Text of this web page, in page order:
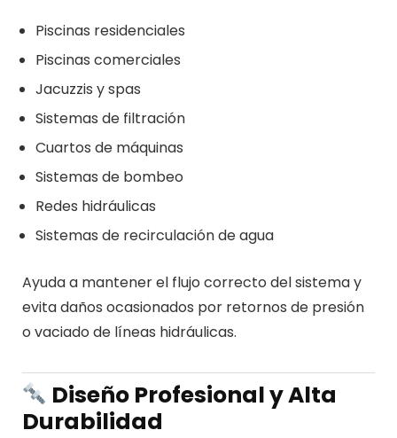
Piscinas residenciales
Piscinas comerciales
Jacuzzis y spas
Sistemas de filtración
Cuartos de máquinas
Sistemas de bombeo
Redes hidráulicas
Sistemas de recirculación de agua
Ayuda a mantener el flujo correcto del sistema y
evita daños ocasionados por retornos de presión
o vaciado de líneas hidráulicas.
Diseño Profesional y Alta
Durabilidad